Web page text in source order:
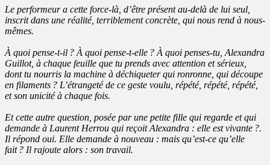
Le performeur a cette force-là, d’être présent au-delà de lui seul,
inscrit dans une réalité, terriblement concrète, qui nous rend à nous-
mêmes.
À quoi pense-t-il ? À quoi pense-t-elle ? À quoi penses-tu, Alexandra
Guillot, à chaque feuille que tu prends avec attention et sérieux,
dont tu nourris la machine à déchiqueter qui ronronne, qui découpe
en filaments ? L’étrangeté de ce geste voulu, répété, répété, répété,
et son unicité à chaque fois.
Et cette autre question, posée par une petite fille qui regarde et qui
demande à Laurent Herrou qui reçoit Alexandra : elle est vivante ?.
Il répond oui. Elle demande à nouveau : mais qu’est-ce qu’elle
fait ? Il rajoute alors : son travail.